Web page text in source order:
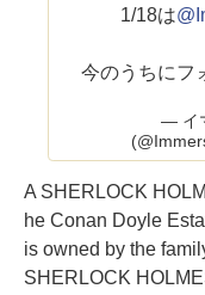
1/18は
今のうちにフ
— イ
A SHERLOCK
he Conan Doyle
is owned by the
SHERLOCK